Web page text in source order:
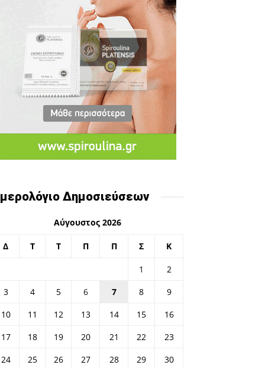
Δημοσιεύσεων
Αύγουστος 2026
Δ Τ Τ Π Π Σ Κ
1
2
3
4 5 6 7 8
9
10
11 12 13 14 15
16
17
18 19 20 21 22
23
24
25 26 27 28 29 30